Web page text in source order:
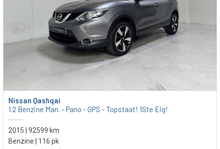
Nissan Qashqai
1.2 Benzine Man. - Pano - GPS - Topstaat! 1Ste Eig!
2015 | 92599 km
Benzine | 116 pk